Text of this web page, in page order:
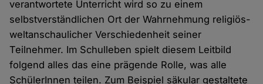
verantwortete Unterricht wird so zu einem
selbstverständlichen Ort der Wahrnehmung religiös-
weltanschaulicher Verschiedenheit seiner
Teilnehmer. Im Schulleben spielt diesem Leitbild
folgend alles das eine prägende Rolle, was alle
SchülerInnen teilen. Zum Beispiel säkular gestaltete